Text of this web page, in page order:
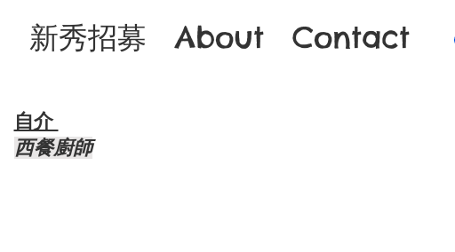
新秀招募 About Contact
自介 ​
西餐廚師